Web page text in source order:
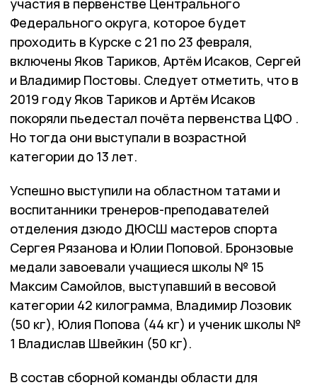
участия в первенстве Центрального
Федерального округа, которое будет
проходить в Курске с 21 по 23 февраля,
включены Яков Тариков, Артём Исаков, Сергей
и Владимир Постовы. Следует отметить, что в
2019 году Яков Тариков и Артём Исаков
покоряли пьедестал почёта первенства ЦФО .
Но тогда они выступали в возрастной
категории до 13 лет.
Успешно выступили на областном татами и
воспитанники тренеров-преподавателей
отделения дзюдо ДЮСШ мастеров спорта
Сергея Рязанова и Юлии Поповой. Бронзовые
медали завоевали учащиеся школы № 15
Максим Самойлов, выступавший в весовой
категории 42 килограмма, Владимир Лозовик
(50 кг), Юлия Попова (44 кг) и ученик школы №
1 Владислав Швейкин (50 кг).
В состав сборной команды области для